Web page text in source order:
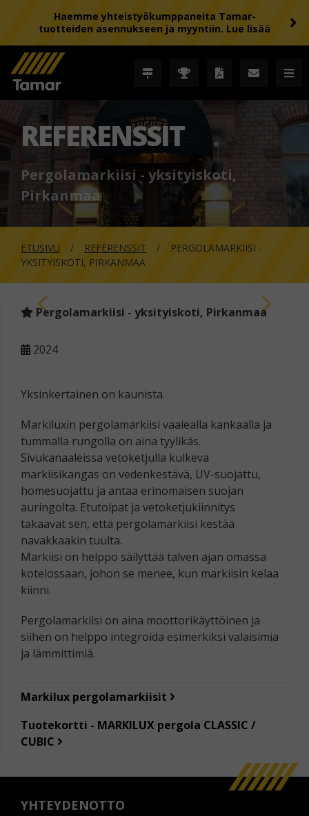
Haemme yhteistyökumppaneita Tamar-
tuotteiden asennukseen ja myyntiin. Lue lisää
REFERENSSIT
Pergolamarkiisi - yksityiskoti,
Pirkanmaa
ETUSIVU REFERENSSIT
PERGOLAMARKIISI -
YKSITYISKOTI, PIRKANMAA
Pergolamarkiisi - yksityiskoti, Pirkanmaa
2024
Yksinkertainen on kaunista.
Markiluxin pergolamarkiisi vaalealla kankaalla ja
tummalla rungolla on aina tyylikäs.
Sivukanaaleissa vetoketjulla kulkeva
markiisikangas on vedenkestävä, UV-suojattu,
homesuojattu ja antaa erinomaisen suojan
auringolta. Etutolpat ja vetoketjukiinnitys
takaavat sen, että pergolamarkiisi kestää
navakkaakin tuulta.
Markiisi on helppo säilyttää talven ajan omassa
kotelossaan, johon se menee, kun markiisin kelaa
kiinni.
Pergolamarkiisi on aina moottorikäyttöinen ja
siihen on helppo integroida esimerkiksi valaisimia
ja lämmittimiä.
Markilux pergolamarkiisit
Tuotekortti - MARKILUX pergola CLASSIC /
CUBIC
YHTEYDENOTTO